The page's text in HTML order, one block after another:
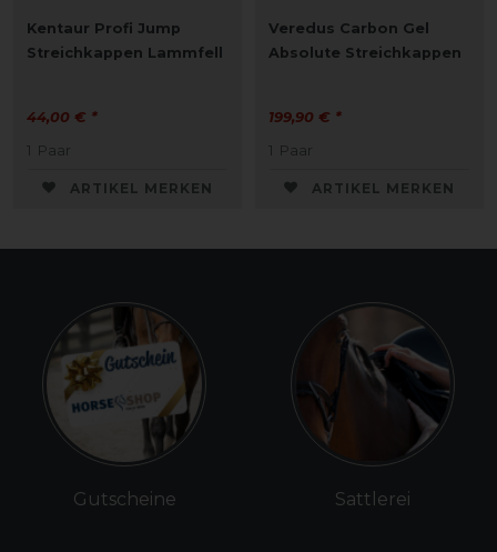
Kentaur Profi Jump
Streichkappen Lammfell
44,00 € *
1 Paar
ARTIKEL MERKEN
Veredus Carbon Gel
Absolute Streichkappen
199,90 € *
1 Paar
ARTIKEL MERKEN
Gutscheine Sattlerei